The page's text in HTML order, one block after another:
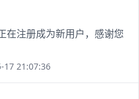
在注册成为新用户，感谢您
17 21:07:36